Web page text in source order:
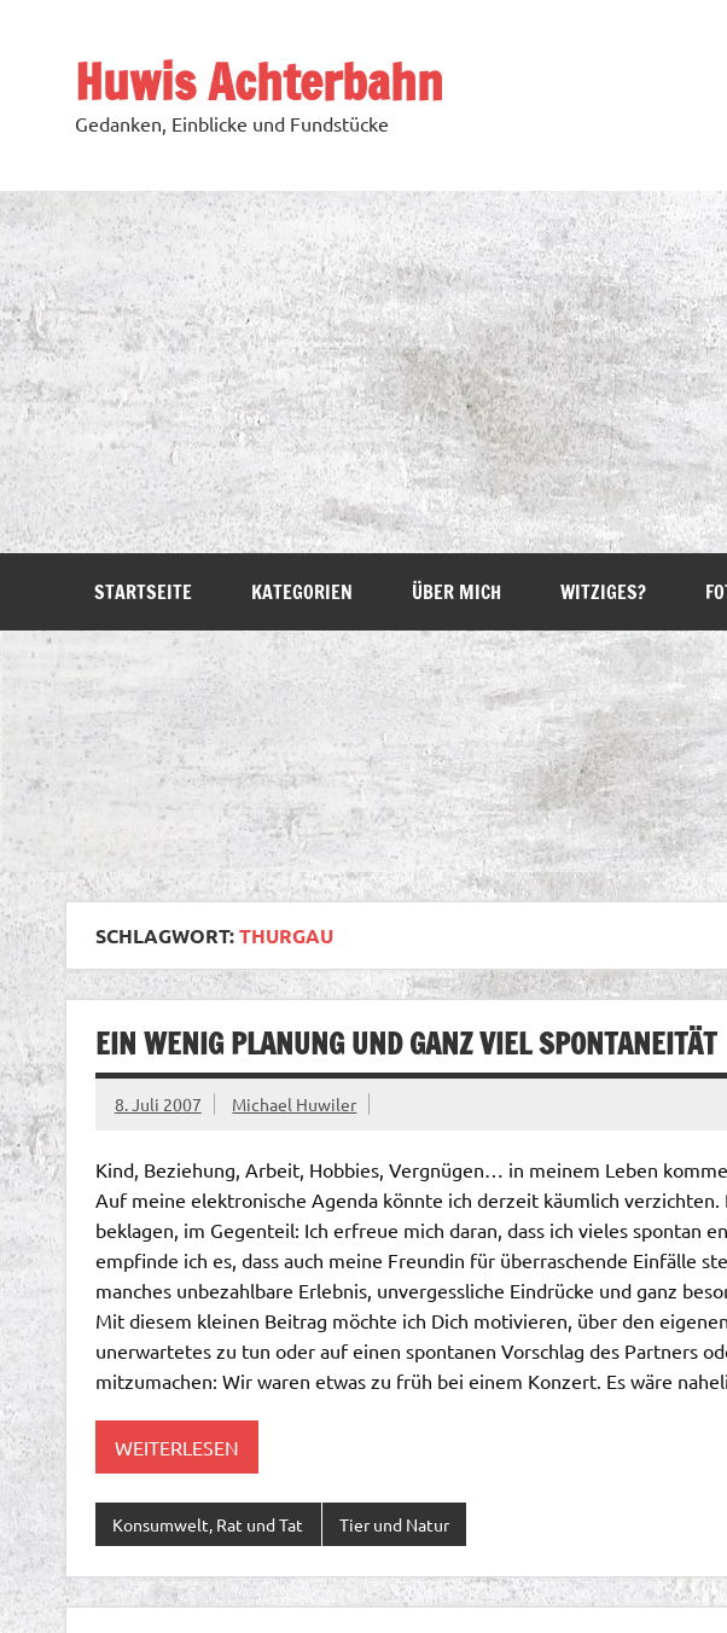
Huwis Achterbahn
Gedanken, Einblicke und Fundstücke
STARTSEITE KATEGORIEN ÜBER MICH WITZIGES?
SCHLAGWORT:THURGAU
EIN WENIG PLANUNG UND GANZ VIEL SPONTANEITÄT
8. Juli 2007 Michael Huwiler
Kind, Beziehung, Arbeit, Hobbies, Vergnügen… in meinem Leben
Auf meine elektronische Agenda könnte ich derzeit käumlich verzichten.
beklagen, im Gegenteil: Ich erfreue mich daran, dass ich vieles spontan
empfinde ich es, dass auch meine Freundin für überraschende Einfälle
manches unbezahlbare Erlebnis, unvergessliche Eindrücke und ganz
Mit diesem kleinen Beitrag möchte ich Dich motivieren, über den
unerwartetes zu tun oder auf einen spontanen Vorschlag des Partners
mitzumachen: Wir waren etwas zu früh bei einem Konzert. Es wäre
WEITERLESEN
Konsumwelt, Rat und Tat Tier und Natur